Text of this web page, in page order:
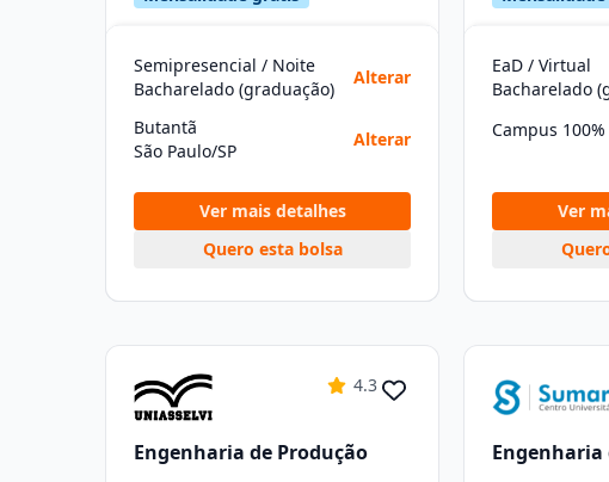
Semipresencial / Noite
Bacharelado (graduação)
Alterar
Butantã
São Paulo/SP
Alterar
Ver mais detalhes
Quero esta bolsa
EaD / Virtual
Bacharelado
Campus
Ver
4.3
Engenharia de Produção Engenharia